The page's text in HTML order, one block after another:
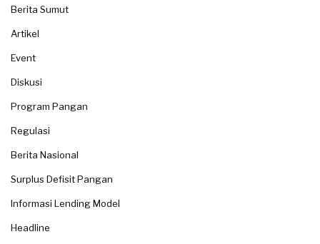
Berita Sumut
Artikel
Event
Diskusi
Program Pangan
Regulasi
Berita Nasional
Surplus Defisit Pangan
Informasi Lending Model
Headline